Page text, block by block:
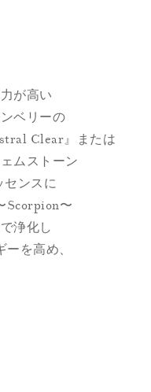
が高い
ベリーの
Clear』または
ムストーン
センスに
Scorpion〜
浄化し
を高め、